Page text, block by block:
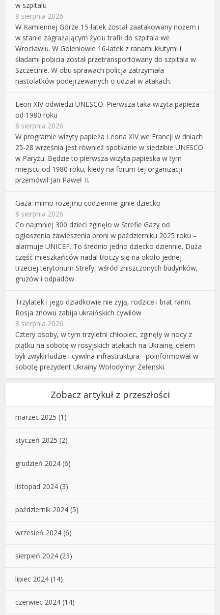
w szpitalu
8 sierpnia 2026
W Kamiennej Górze 15-latek został zaatakowany nożem i
w stanie zagrażającym życiu trafił do szpitala we
Wrocławiu. W Goleniowie 16-latek z ranami kłutymi i
śladami pobicia został przetransportowany do szpitala w
Szczecinie. W obu sprawach policja zatrzymała
nastolatków podejrzewanych o udział w atakach.
Leon XIV odwiedzi UNESCO. Pierwsza taka wizyta papieża
od 1980 roku
8 sierpnia 2026
W programie wizyty papieża Leona XIV we Francji w dniach
25-28 września jest również spotkanie w siedzibie UNESCO
w Paryżu. Będzie to pierwsza wizyta papieska w tym
miejscu od 1980 roku, kiedy na forum tej organizacji
przemówił Jan Paweł II.
Gaza: mimo rozejmu codziennie ginie dziecko
8 sierpnia 2026
Co najmniej 300 dzieci zginęło w Strefie Gazy od
ogłoszenia zawieszenia broni w październiku 2025 roku –
alarmuje UNICEF. To średnio jedno dziecko dziennie. Duża
część mieszkańców nadal tłoczy się na około jednej
trzeciej terytorium Strefy, wśród zniszczonych budynków,
gruzów i odpadów.
Trzylatek i jego dziadkowie nie żyją, rodzice i brat ranni.
Rosja znowu zabija ukraińskich cywilów
8 sierpnia 2026
Cztery osoby, w tym trzyletni chłopiec, zginęły w nocy z
piątku na sobotę w rosyjskich atakach na Ukrainę; celem
byli zwykli ludzie i cywilna infrastruktura - poinformował w
sobotę prezydent Ukrainy Wołodymyr Zełenski.
Zobacz artykuł z przeszłości
marzec 2025 (1)
styczeń 2025 (2)
grudzień 2024 (6)
listopad 2024 (3)
październik 2024 (5)
wrzesień 2024 (6)
sierpień 2024 (23)
lipiec 2024 (14)
czerwiec 2024 (14)